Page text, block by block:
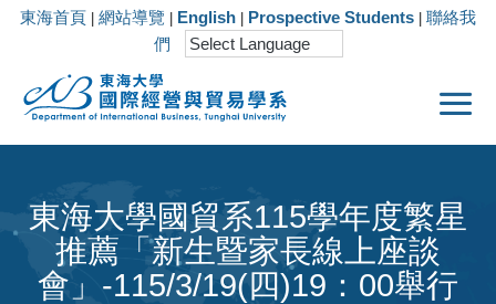
東海首頁 網站導覽 English Prospective Students
聯絡我
們
東海大學國貿系115學年度繁星
推薦「新生暨家長線上座談
會」-115/3/19(四)19：00舉行